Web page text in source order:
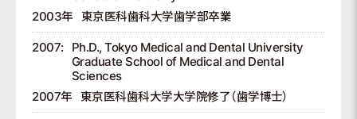
2007:
Ph.D., Tokyo Medical and Dental University
Graduate School of Medical and Dental
Sciences
2003年 東京医科歯科大学歯学部卒業
2007年 東京医科歯科大学大学院修了（歯学博士）